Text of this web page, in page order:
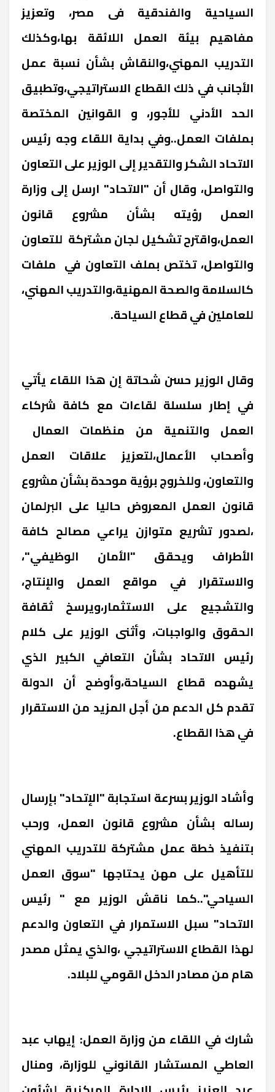
السياحية والفندقية فى مصر، وتعزيز
مفاهيم بيئة العمل اللائقة بها،وكذلك
التدريب المهني،والنقاش بشأن نسبة عمل
الأجانب في ذلك القطاع الاستراتيجي،وتطبيق
الحد الأدني للأجور، و القوانين المختصة
بملفات العمل..وفي بداية اللقاء وجه رئيس
الاتحاد الشكر والتقدير إلى الوزير على التعاون
والتواصل، وقال أن "الاتحاد" ارسل إلى وزارة
العمل رؤيته بشأن مشروع قانون
العمل،واقترح تشكيل لجان مشتركة للتعاون
والتواصل، تختص بملف التعاون في ملفات
كالسلامة والصحة المهنية،والتدريب المهني،
للعاملين في قطاع السياحة.
وقال الوزير حسن شحاتة إن هذا اللقاء يأتي
في إطار سلسلة لقاءات مع كافة شركاء
العمل والتنمية من منظمات العمال
وأصحاب الأعمال،لتعزيز علاقات العمل
والتعاون، وللخروج برؤية موحدة بشأن مشروع
قانون العمل المعروض حاليا على البرلمان
،لصدور تشريع متوازن يراعي مصالح كافة
الأطراف ويحقق "الأمان الوظيفي"،
والاستقرار في مواقع العمل والإنتاج،
والتشجيع على الاستثمار،ويرسخ ثقافة
الحقوق والواجبات، وأثنى الوزير على كلام
رئيس الاتحاد بشأن التعافي الكبير الذي
يشهده قطاع السياحة،وأوضح أن الدولة
تقدم كل الدعم من أجل المزيد من الاستقرار
في هذا القطاع.
وأشاد الوزير بسرعة استجابة "الإتحاد" بإرسال
رساله بشأن مشروع قانون العمل، ورحب
بتنفيذ خطة عمل مشتركة للتدريب المهني
للتأهيل على مهن يحتاجها "سوق العمل
السياحي"..كما ناقش الوزير مع " رئيس
الاتحاد" سبل الاستمرار في التعاون والدعم
لهذا القطاع الاستراتيجي ،والذي يمثل مصدر
هام من مصادر الدخل القومي للبلاد.
شارك في اللقاء من وزارة العمل: إيهاب عبد
العاطي المستشار القانوني للوزارة، ومنال